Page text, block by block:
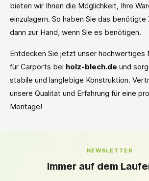
bieten wir Ihnen die Möglichkeit, Ihre
einzulagern. So haben Sie das benötigte
dann zur Hand, wenn Sie es benötigen.
Entdecken Sie jetzt unser hochwertiges
für Carports bei holz-blech.de und
stabile und langlebige Konstruktion.
unsere Qualität und Erfahrung für eine
Montage!
NEWSLETTER
Immer auf dem